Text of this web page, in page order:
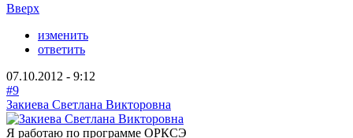
Вверх
изменить
ответить
07.10.2012 - 9:12
#9
Закиева Светлана Викторовна
Я работаю по программе ОРКСЭ